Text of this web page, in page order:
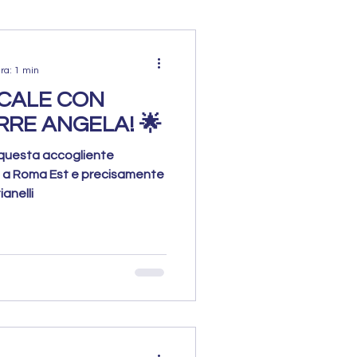
CON
ANGELA! 🌟
accogliente
Roma Est e precisamente
1 min